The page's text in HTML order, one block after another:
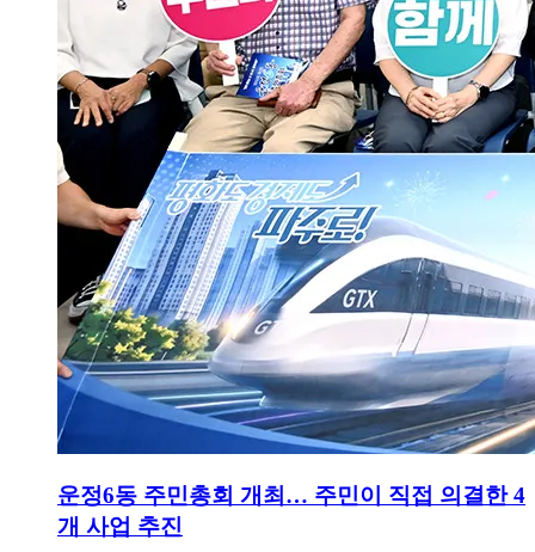
운정6동 주민총회 개최… 주민이 직접 의결한 4
개 사업 추진